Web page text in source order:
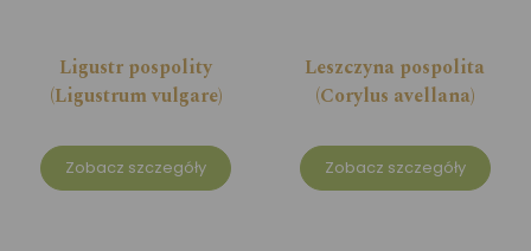
Ligustr pospolity
(Ligustrum vulgare)
Zobacz szczegóły
Leszczyna pospolita
(Corylus avellana)
Zobacz szczegóły